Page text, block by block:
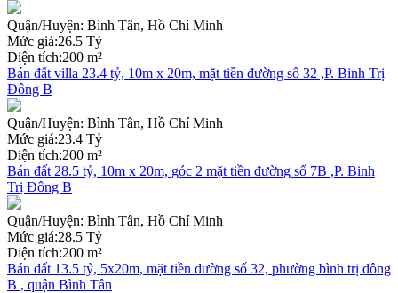
Quận/Huyện: Bình Tân, Hồ Chí Minh
Mức giá:26.5 Tỷ
Diện tích:200 m²
Bán đất villa 23.4 tỷ, 10m x 20m, mặt tiền đường số 32 ,P. Binh Trị
Đông B
Quận/Huyện: Bình Tân, Hồ Chí Minh
Mức giá:23.4 Tỷ
Diện tích:200 m²
Bán đất 28.5 tỷ, 10m x 20m, góc 2 mặt tiền đường số 7B ,P. Binh
Trị Đông B
Quận/Huyện: Bình Tân, Hồ Chí Minh
Mức giá:28.5 Tỷ
Diện tích:200 m²
Bán đất 13.5 tỷ, 5x20m, mặt tiền đường số 32, phường bình trị đông
B , quận Bình Tân